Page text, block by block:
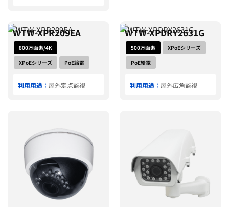
WTW-XPR209EA
800万画素/4K
XPoEシリーズ
PoE給電
利用用途： 屋外定点監視
WTW-XPDRY2631G
500万画素
XPoEシリーズ
PoE給電
利用用途： 屋外広角監視